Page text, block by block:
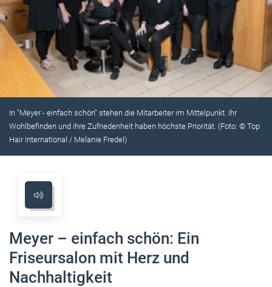
In "Meyer - einfach schön" stehen die Mitarbeiter im Mittelpunkt. Ihr
Wohlbefinden und ihre Zufriedenheit haben höchste Priorität. (Foto: © Top
Hair International / Melanie Fredel)
Meyer – einfach schön: Ein
Friseursalon mit Herz und
Nachhaltigkeit